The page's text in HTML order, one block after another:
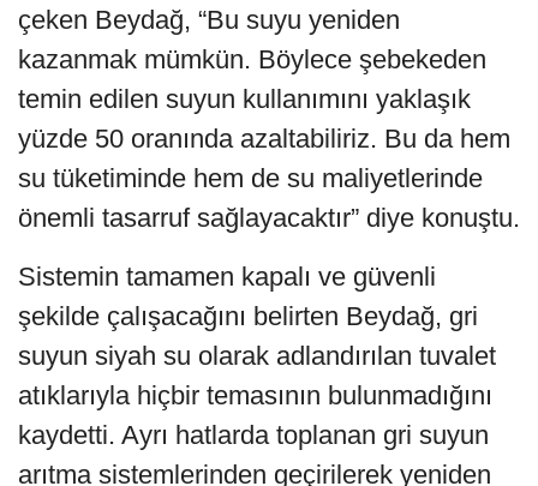
çeken Beydağ, “Bu suyu yeniden
kazanmak mümkün. Böylece şebekeden
temin edilen suyun kullanımını yaklaşık
yüzde 50 oranında azaltabiliriz. Bu da hem
su tüketiminde hem de su maliyetlerinde
önemli tasarruf sağlayacaktır” diye konuştu.
Sistemin tamamen kapalı ve güvenli
şekilde çalışacağını belirten Beydağ, gri
suyun siyah su olarak adlandırılan tuvalet
atıklarıyla hiçbir temasının bulunmadığını
kaydetti. Ayrı hatlarda toplanan gri suyun
arıtma sistemlerinden geçirilerek yeniden